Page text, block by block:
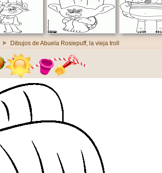
Dibujos de Abuela Rosiepuff, la vieja troll